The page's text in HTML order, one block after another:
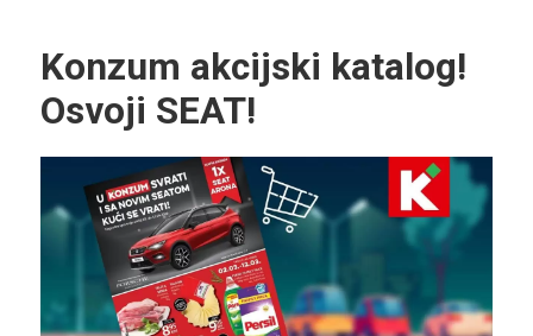
Konzum akcijski katalog!
Osvoji SEAT!